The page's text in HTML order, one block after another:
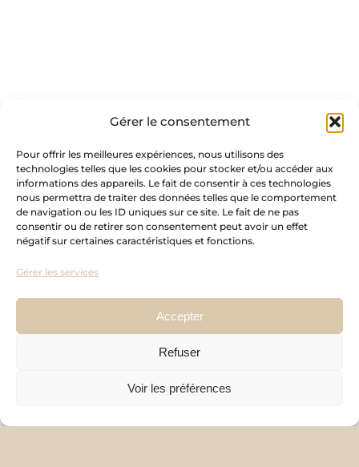
Gérer le consentement
Pour offrir les meilleures expériences, nous utilisons des
technologies telles que les cookies pour stocker et/ou accéder aux
informations des appareils. Le fait de consentir à ces technologies
nous permettra de traiter des données telles que le comportement
de navigation ou les ID uniques sur ce site. Le fait de ne pas
consentir ou de retirer son consentement peut avoir un effet
négatif sur certaines caractéristiques et fonctions.
Gérer les services
Accepter
Refuser
Voir les préférences